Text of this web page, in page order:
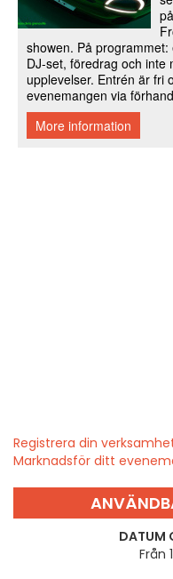
Registrera din
Marknadsför ditt
DATUM
Från